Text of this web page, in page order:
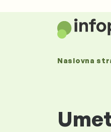
Naslovna